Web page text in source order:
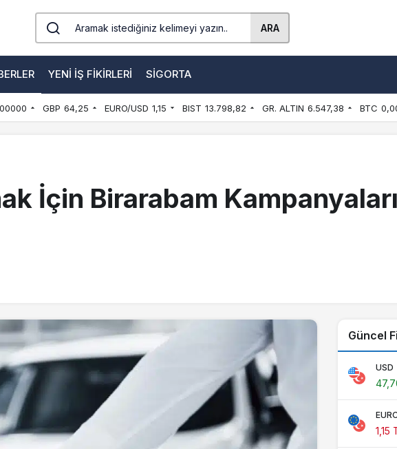
ARA
YENI İŞ FIKIRLERI SIGORTA
GBP 64,25 EURO/USD 1,15 BIST 13.798,82 GR. ALTIN 6.547,38 BTC
İçin Birarabam
Güncel
USD
1,15